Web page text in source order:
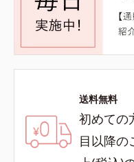
送料無料
初めての
目以降の